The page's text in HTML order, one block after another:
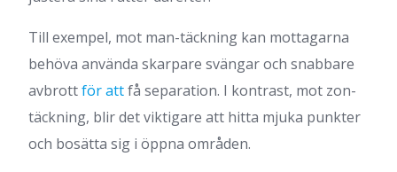
Till exempel, mot man-täckning kan mottagarna
behöva använda skarpare svängar och snabbare
avbrottför attfå separation. I kontrast, mot zon-
täckning, blir det viktigare att hitta mjuka punkter
och bosätta sig i öppna områden.